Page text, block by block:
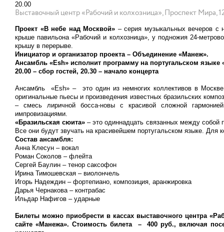
20.00
Выставочный центр «Рабочий и колхозница», Проспект Мира,
Проект «В небе над Москвой» – серия музыкальных вечеров с
крыше павильона «Рабочий и колхозница», у подножия 24-
крышу в перерыве.
Инициатор и организатор проекта – Объединение «Манеж».
Ансамбль «Esh» исполнит программу на португальском языке
20.00 – сбор гостей, 20.30 – начало концерта
Ансамбль «Esh» – это один из немногих коллективов в
оригинальные пьесы и произведения известных бразильских
– смесь лиричной босса-новы с красивой сложной
импровизациями.
«Бразильская сюита»– это одиннадцать связанных между собой
Все они будут звучать на красивейшем португальском языке. Для
Состав ансамбля:
Анна Клесун – вокал
Роман Соколов – флейта
Сергей Баулин – тенор саксофон
Ирина Тимошевская – виолончель
Игорь Надеждин – фортепиано, композиция, аранжировка
Дарья Чернакова – контрабас
Ильдар Нафигов – ударные
Билеты можно приобрести в кассах выставочного центра
сайте «Манежа». Стоимость билета – 400 руб., включая